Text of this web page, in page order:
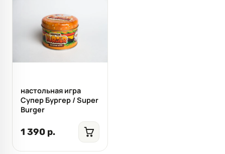
настольная игра
Супер Бургер / Super
Burger
1 390 р.